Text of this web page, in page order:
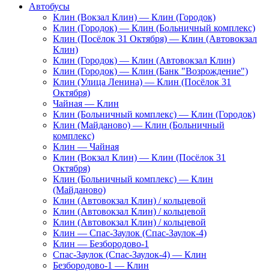
Автобусы
Клин (Вокзал Клин) — Клин (Городок)
Клин (Городок) — Клин (Больничный комплекс)
Клин (Посёлок 31 Октября) — Клин (Автовокзал
Клин)
Клин (Городок) — Клин (Автовокзал Клин)
Клин (Городок) — Клин (Банк "Возрождение")
Клин (Улица Ленина) — Клин (Посёлок 31
Октября)
Чайная — Клин
Клин (Больничный комплекс) — Клин (Городок)
Клин (Майданово) — Клин (Больничный
комплекс)
Клин — Чайная
Клин (Вокзал Клин) — Клин (Посёлок 31
Октября)
Клин (Больничный комплекс) — Клин
(Майданово)
Клин (Автовокзал Клин) / кольцевой
Клин (Автовокзал Клин) / кольцевой
Клин (Автовокзал Клин) / кольцевой
Клин — Спас-Заулок (Спас-Заулок-4)
Клин — Безбородово-1
Спас-Заулок (Спас-Заулок-4) — Клин
Безбородово-1 — Клин